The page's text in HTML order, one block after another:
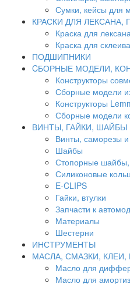
Сумки, кейсы для
КРАСКИ ДЛЯ
Краска для
Краска для
ПОДШИПНИКИ
CБОРНЫЕ МОДЕЛИ,
Конструкторы
Сборные модели
Конструкторы
Сборные модели
ВИНТЫ, ГАЙКИ, ШАЙБЫ
Винты, саморезы
Шайбы
Стопорные шайбы,
Силиконовые
E-CLIPS
Гайки, втулки
Запчасти к
Материалы
Шестерни
ИНСТРУМЕНТЫ
МАСЛА, СМАЗКИ, КЛЕИ,
Масло для
Масло для